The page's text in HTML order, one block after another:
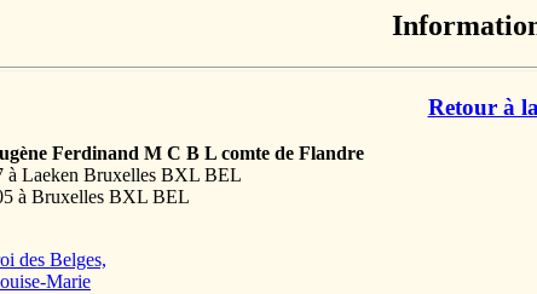
Retour à
Ferdinand M C B L comte de Flandre
à Laeken Bruxelles BXL BEL
à Bruxelles BXL BEL
des Belges,
Marie